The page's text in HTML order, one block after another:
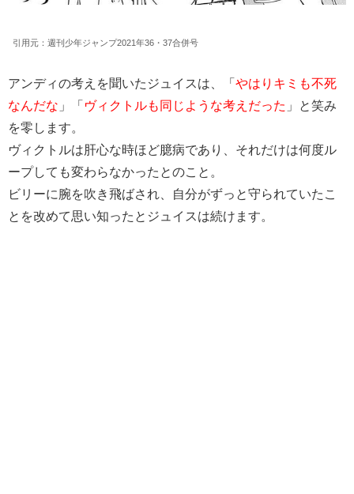
引用元：週刊少年ジャンプ2021年36・37合併号
アンディの考えを聞いたジュイスは、「 やはりキミも不死
なんだな 」「 ヴィクトルも同じような考えだった 」と笑み
を零します。
ヴィクトルは肝心な時ほど臆病であり、それだけは何度ル
ープしても変わらなかったとのこと。
ビリーに腕を吹き飛ばされ、自分がずっと守られていたこ
とを改めて思い知ったとジュイスは続けます。